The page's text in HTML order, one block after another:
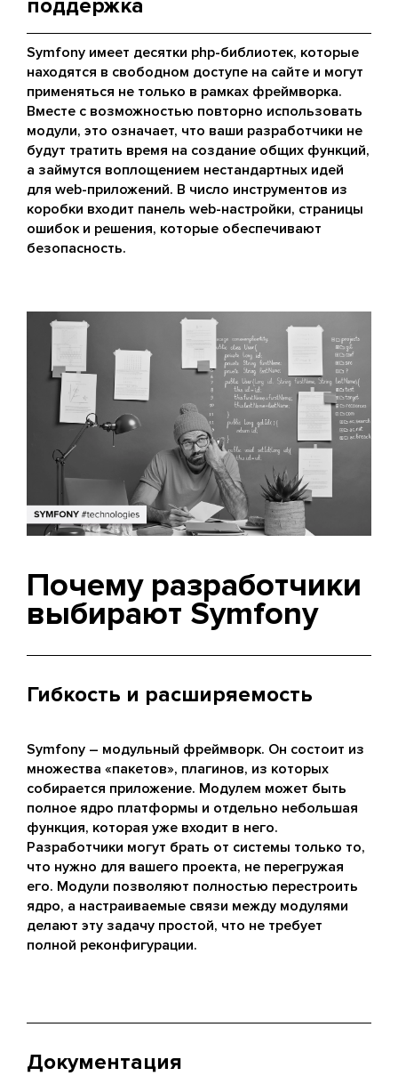
поддержка
Symfony имеет десятки php-библиотек, которые
находятся в свободном доступе на сайте и могут
применяться не только в рамках фреймворка.
Вместе с возможностью повторно использовать
модули, это означает, что ваши разработчики не
будут тратить время на создание общих функций,
а займутся воплощением нестандартных идей
для web-приложений. В число инструментов из
коробки входит панель web-настройки, страницы
ошибок и решения, которые обеспечивают
безопасность.
Почему разработчики
выбирают Symfony
Гибкость и расширяемость
Symfony – модульный фреймворк. Он состоит из
множества «пакетов», плагинов, из которых
собирается приложение. Модулем может быть
полное ядро платформы и отдельно небольшая
функция, которая уже входит в него.
Разработчики могут брать от системы только то,
что нужно для вашего проекта, не перегружая
его. Модули позволяют полностью перестроить
ядро, а настраиваемые связи между модулями
делают эту задачу простой, что не требует
полной реконфигурации.
Документация